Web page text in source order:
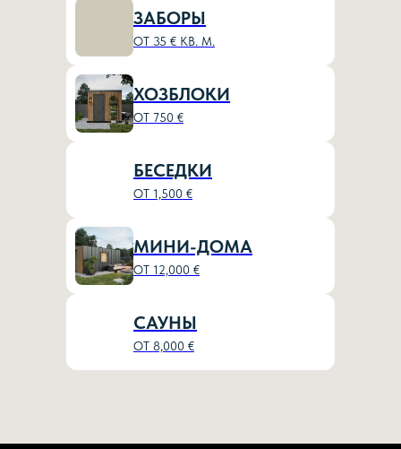
ЗАБОРЫ
ОТ 35 € КВ. М.
ХОЗБЛОКИ
ОТ 750 €
БЕСЕДКИ
ОТ 1,500 €
МИНИ-ДОМА
ОТ 12,000 €
САУНЫ
ОТ 8,000 €